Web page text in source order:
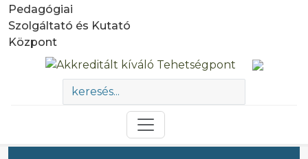
Pedagógiai
Szolgáltató és Kutató
Központ